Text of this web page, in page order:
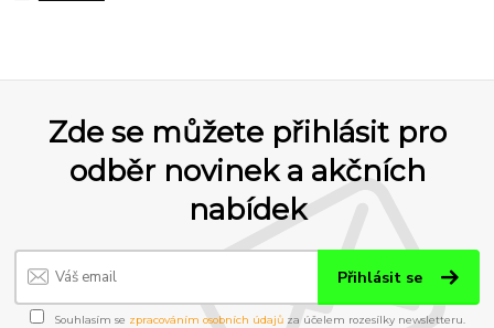
Zde se můžete přihlásit pro
odběr novinek a akčních
nabídek
Přihlásit se
Souhlasím se zpracováním osobních údajůza účelem rozesílky newsletteru.